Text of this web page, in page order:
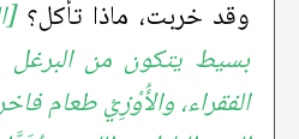
وقد خربت، ماذا تأكل؟
بسيط يتكون من
الفقراء، والأُوْزِيْ طعام